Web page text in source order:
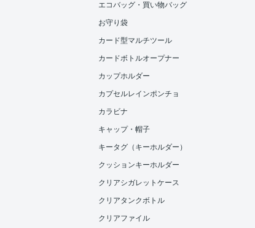
エコバッグ・買い物バッグ
お守り袋
カード型マルチツール
カードボトルオープナー
カップホルダー
カプセルレインポンチョ
カラビナ
キャップ・帽子
キータグ（キーホルダー）
クッションキーホルダー
クリアシガレットケース
クリアタンクボトル
クリアファイル